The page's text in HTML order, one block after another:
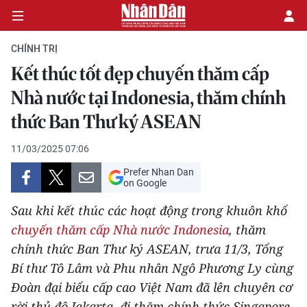
CHÍNH TRỊ
KINH TẾ
VĂN HÓA
XÃ HỘI
PHÁP LUẬT
DU LỊCH
THẾ GIỚI
CHÍNH TRỊ
Kết thúc tốt đẹp chuyến thăm cấp
Nhà nước tại Indonesia, thăm chính
thức Ban Thư ký ASEAN
11/03/2025 07:06
Prefer Nhan Dan
on Google
Sau khi kết thúc các hoạt động trong khuôn khổ
chuyến thăm cấp Nhà nước Indonesia, thăm
chính thức Ban Thư ký ASEAN, trưa 11/3, Tổng
Bí thư Tô Lâm và Phu nhân Ngô Phương Ly cùng
Đoàn đại biểu cấp cao Việt Nam đã lên chuyên cơ